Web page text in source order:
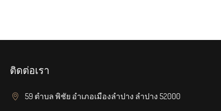
ติดต่อเรา
59 ตำบล พิชัย อำเภอเมืองลำปาง ลำปาง 52000